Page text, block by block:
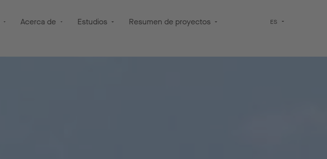
Acerca de Estudios Resumen de proyectos ES